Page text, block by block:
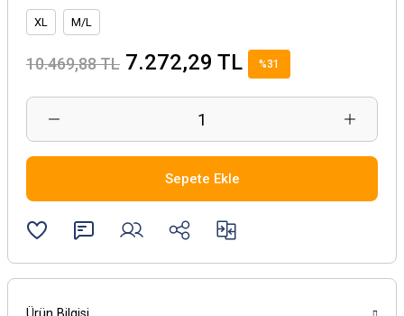
XL M/L
10.469,88 TL 7.272,29 TL %31
Sepete Ekle